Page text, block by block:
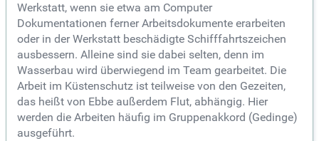
Werkstatt, wenn sie etwa am Computer
Dokumentationen ferner Arbeitsdokumente erarbeiten
oder in der Werkstatt beschädigte Schifffahrtszeichen
ausbessern. Alleine sind sie dabei selten, denn im
Wasserbau wird überwiegend im Team gearbeitet. Die
Arbeit im Küstenschutz ist teilweise von den Gezeiten,
das heißt von Ebbe außerdem Flut, abhängig. Hier
werden die Arbeiten häufig im Gruppenakkord (Gedinge)
ausgeführt.